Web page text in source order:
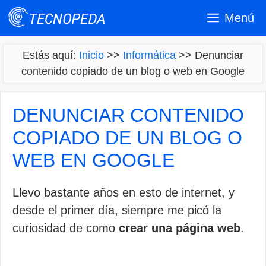
Saltar
Menú
Estás aquí: Inicio >> Informática >> Denunciar
contenido copiado de un blog o web en Google
DENUNCIAR CONTENIDO
COPIADO DE UN BLOG O
WEB EN GOOGLE
Llevo bastante años en esto de internet, y
desde el primer día, siempre me picó la
curiosidad de como crear una página web.